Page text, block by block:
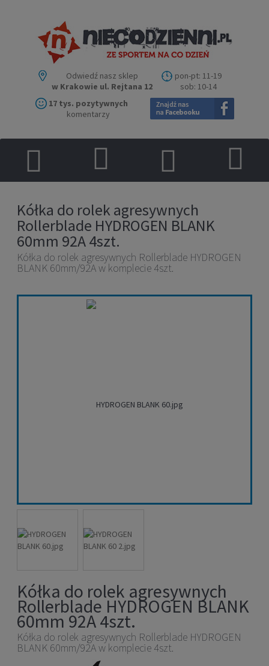
Odwiedź nasz sklep
w Krakowie ul. Rejtana 12
pon-pt: 11-19
sob: 10-14
17 tys. pozytywnych
komentarzy
Kółka do rolek agresywnych
Rollerblade HYDROGEN BLANK
60mm 92A 4szt.
Kółka do rolek agresywnych Rollerblade HYDROGEN
BLANK 60mm/92A w komplecie 4szt.
Kółka do rolek agresywnych
Rollerblade HYDROGEN BLANK
60mm 92A 4szt.
Kółka do rolek agresywnych Rollerblade HYDROGEN
BLANK 60mm/92A w komplecie 4szt.